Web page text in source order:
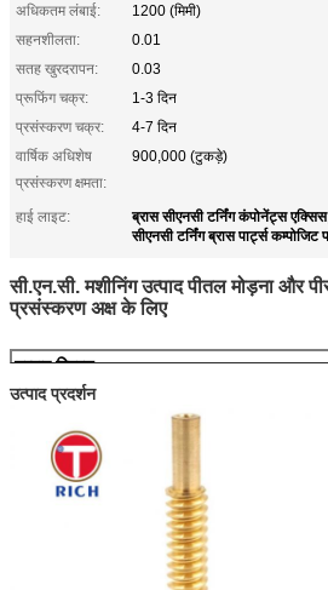
अधिकतम लंबाई:
1200 (मिमी)
सहनशीलता:
0.01
सतह खुरदरापन:
0.03
प्रूफिंग चक्र:
1-3 दिन
प्रसंस्करण चक्र:
4-7 दिन
वार्षिक अधिशेष
प्रसंस्करण क्षमता:
900,000 (टुकड़े)
हाई लाइट: ब्रास सीएनसी टर्निंग कंपोनेंट्स एक्सिस
सीएनसी टर्निंग ब्रास पार्ट्स कम्पोजिट
सी.एन.सी. मशीनिंग उत्पाद पीतल मोड़ना और
प्रसंस्करण अक्ष के लिए
उत्पाद विवरण
उत्पाद का नाम
उत्पादन उपकरण
सीएनसी टर्निंग और
मशीनिंग सेंटर सीएनसी कोर
सीएनसी मशीनिंग सेंटर
5-अक्ष मशीनिंग सेंटर
एल्यूमीनियम मिश्र धातुः
उत्पाद प्रदर्शन